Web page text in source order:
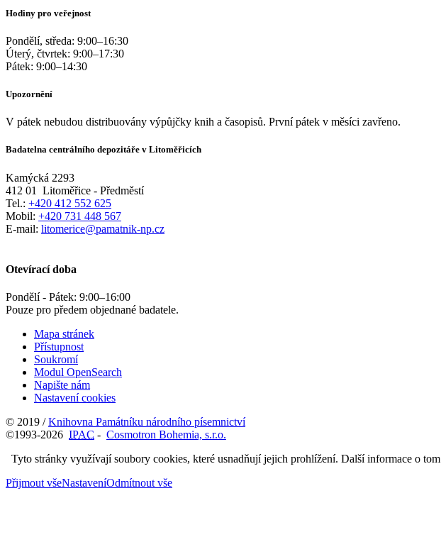
Hodiny pro veřejnost
Pondělí, středa: 9:00–16:30
Úterý, čtvrtek: 9:00–17:30
Pátek: 9:00–14:30
Upozornění
V pátek nebudou distribuovány výpůjčky knih a časopisů. První pátek v měsíci zavřeno.
Badatelna centrálního depozitáře v Litoměřicích
Kamýcká 2293
412 01
Litoměřice - Předměstí
Tel.: +420 412 552 625
Mobil: +420 731 448 567
E-mail: litomerice@pamatnik-np.cz
Otevírací doba
Pondělí - Pátek: 9:00–16:00
Pouze pro předem objednané badatele.
Mapa stránek
Přístupnost
Soukromí
Modul OpenSearch
Napište nám
Nastavení cookies
© 2019 /Knihovna Památníku národního písemnictví
©1993-2026 IPAC - Cosmotron Bohemia, s.r.o.
Tyto stránky využívají soubory cookies, které usnadňují jejich prohlížení. Další informace o tom
Přijmout všeNastaveníOdmítnout vše